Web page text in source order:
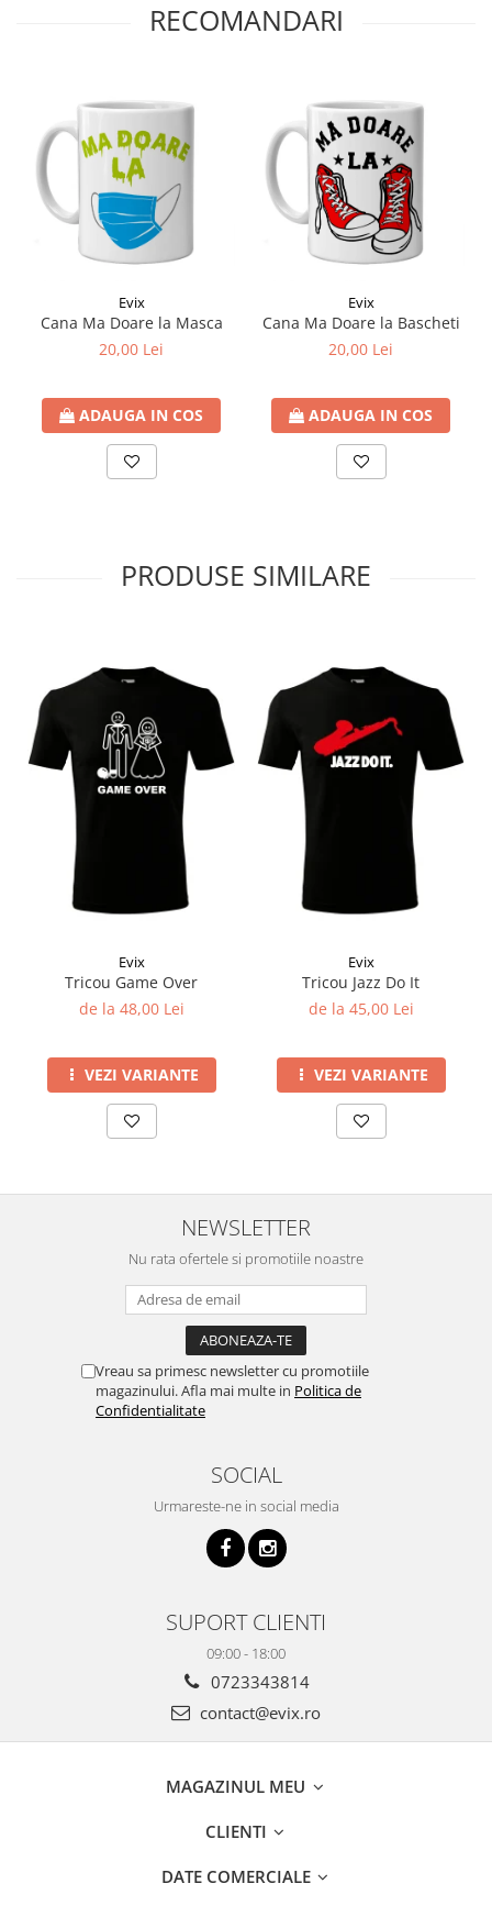
RECOMANDARI
Evix
Cana Ma Doare la Masca
20,00 Lei
ADAUGA IN COS
Evix
Cana Ma Doare la Bascheti
20,00 Lei
ADAUGA IN COS
PRODUSE SIMILARE
Evix
Tricou Game Over
de la 48,00 Lei
VEZI VARIANTE
Evix
Tricou Jazz Do It
de la 45,00 Lei
VEZI VARIANTE
NEWSLETTER
Nu rata ofertele si promotiile noastre
Vreau sa primesc newsletter cu promotiile
magazinului. Afla mai multe in Politica de
Confidentialitate
SOCIAL
Urmareste-ne in social media
SUPORT CLIENTI
09:00 - 18:00
0723343814
contact@evix.ro
MAGAZINUL MEU
CLIENTI
DATE COMERCIALE